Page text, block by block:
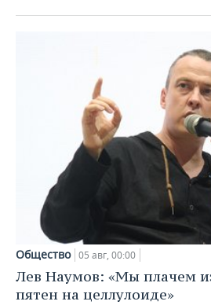
Общество 05 авг, 00:00
Лев Наумов: «Мы плачем
пятен на целлулоиде»